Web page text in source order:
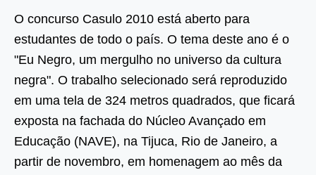
O concurso Casulo 2010 está aberto para
estudantes de todo o país. O tema deste ano é o
"Eu Negro, um mergulho no universo da cultura
negra". O trabalho selecionado será reproduzido
em uma tela de 324 metros quadrados, que ficará
exposta na fachada do Núcleo Avançado em
Educação (NAVE), na Tijuca, Rio de Janeiro, a
partir de novembro, em homenagem ao mês da